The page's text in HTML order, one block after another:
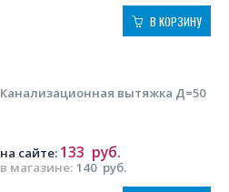
В КОРЗИНУ
Канализационная вытяжка Д=50
в магазине: 140 руб.
на сайте: 133 руб.